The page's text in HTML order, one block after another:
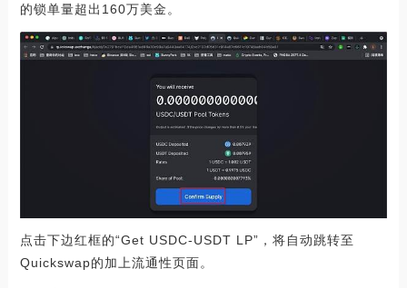
的锁单量超出160万美金。
点击下边红框的“Get USDC-USDT LP”，将自动跳转至
Quickswap的加上流通性页面。